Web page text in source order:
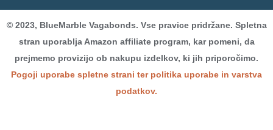
© 2023, BlueMarble Vagabonds. Vse pravice pridržane. Spletna
stran uporablja Amazon affiliate program, kar pomeni, da
prejmemo provizijo ob nakupu izdelkov, ki jih priporočimo.
Pogoji uporabe spletne strani ter politika uporabe in varstva
podatkov.